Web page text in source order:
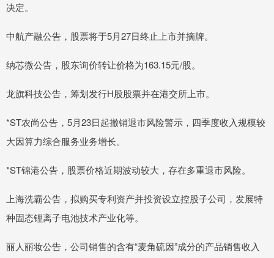
决定。
中航产融公告，股票将于5月27日终止上市并摘牌。
纳芯微公告，股东询价转让价格为163.15元/股。
龙旗科技公告，筹划发行H股股票并在港交所上市。
*ST农尚公告，5月23日起撤销退市风险警示，四季度收入规模较
大因算力综合服务业务增长。
*ST锦港公告，股票价格近期波动较大，存在多重退市风险。
上海洗霸公告，拟购买专利资产并投资设立控股子公司，发展特
种固态锂离子电池技术产业化等。
丽人丽妆公告，公司销售的含有“麦角硫因”成分的产品销售收入